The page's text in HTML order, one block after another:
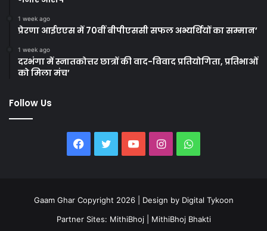
1 week ago
प्रेरणा आईएएस में 70वीं बीपीएससी सफल अभ्यर्थियों का सम्मान’
1 week ago
दरभंगा में स्नातकोत्तर छात्रों की वाद-विवाद प्रतियोगिता, प्रतिभाओं
को मिला मंच’
Follow Us
Facebook
TwitterYouTubeInstagramWhatsApp
Gaam Ghar Copyright 2026 | Design by Digital Tykoon
Partner Sites: MithiBhoj MithiBhoj Bhakti